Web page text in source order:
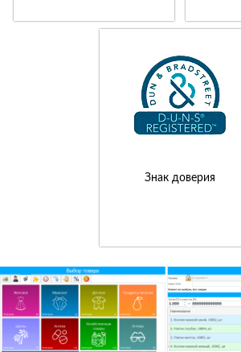
Знак доверия